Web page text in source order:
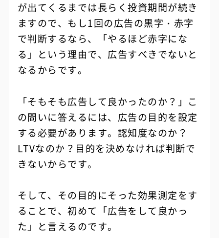
が出てくるまでは長らく投資期間が続き
ますので、もし1回の広告の黒字・赤字
で判断するなら、「やるほど赤字にな
る」という理由で、広告すべきでないと
なるからです。
「そもそも広告して良かったのか？」こ
の問いに答えるには、広告の目的を設定
する必要があります。認知度なのか？
LTVなのか？目的を決めなければ判断で
きないからです。
そして、その目的にそった効果測定をす
ることで、初めて「広告をして良かっ
た」と言えるのです。